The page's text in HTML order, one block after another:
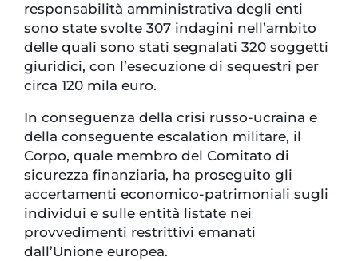
responsabilità amministrativa degli enti
sono state svolte 307 indagini nell’ambito
delle quali sono stati segnalati 320 soggetti
giuridici, con l’esecuzione di sequestri per
circa 120 mila euro.
In conseguenza della crisi russo-ucraina e
della conseguente escalation militare, il
Corpo, quale membro del Comitato di
sicurezza finanziaria, ha proseguito gli
accertamenti economico-patrimoniali sugli
individui e sulle entità listate nei
provvedimenti restrittivi emanati
dall’Unione europea.